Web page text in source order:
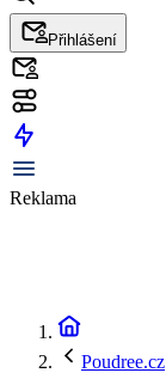
Přihlášení
Reklama
Poudree.cz